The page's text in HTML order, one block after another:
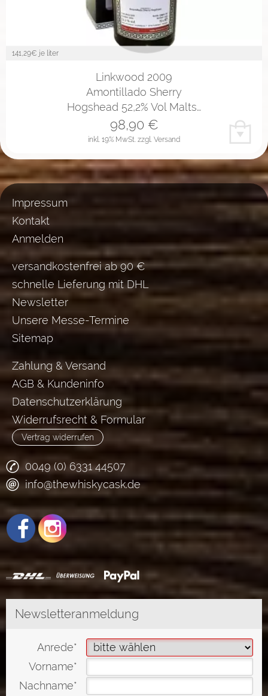
141,29€ je liter
Linkwood 2009
Amontillado Sherry
Hogshead 52,2% Vol Malts…
inkl. 19% MwSt. zzgl. Versand
98,90€
Impressum
Kontakt
Anmelden
versandkostenfrei ab 90 €
schnelle Lieferung mit DHL
Newsletter
Unsere Messe-Termine
Sitemap
Zahlung & Versand
AGB & Kundeninfo
Datenschutzerklärung
Widerrufsrecht & Formular
Vertrag widerrufen
0049 (0) 6331 44507
info@thewhiskycask.de